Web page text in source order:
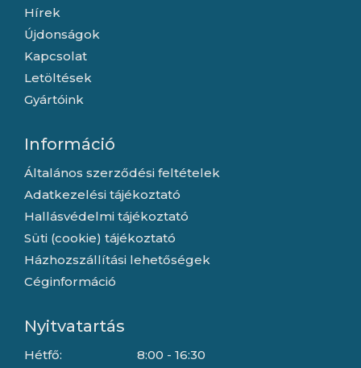
Hírek
Újdonságok
Kapcsolat
Letöltések
Gyártóink
Információ
Általános szerződési feltételek
Adatkezelési tájékoztató
Hallásvédelmi tájékoztató
Süti (cookie) tájékoztató
Házhozszállítási lehetőségek
Céginformáció
Nyitvatartás
Hétfő:
8:00 - 16:30